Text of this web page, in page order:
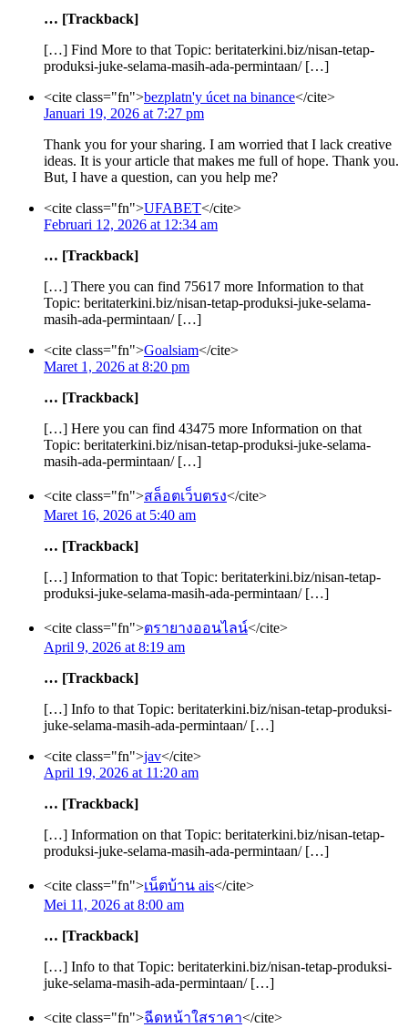
… [Trackback]
[…] Find More to that Topic: beritaterkini.biz/nisan-tetap-
produksi-juke-selama-masih-ada-permintaan/ […]
<cite class="fn">bezplatn'y úcet na binance</cite>
Januari 19, 2026 at 7:27 pm
Thank you for your sharing. I am worried that I lack creative
ideas. It is your article that makes me full of hope. Thank you.
But, I have a question, can you help me?
<cite class="fn">UFABET</cite>
Februari 12, 2026 at 12:34 am
… [Trackback]
[…] There you can find 75617 more Information to that
Topic: beritaterkini.biz/nisan-tetap-produksi-juke-selama-
masih-ada-permintaan/ […]
<cite class="fn">Goalsiam</cite>
Maret 1, 2026 at 8:20 pm
… [Trackback]
[…] Here you can find 43475 more Information on that
Topic: beritaterkini.biz/nisan-tetap-produksi-juke-selama-
masih-ada-permintaan/ […]
<cite class="fn">สล็อตเว็บตรง</cite>
Maret 16, 2026 at 5:40 am
… [Trackback]
[…] Information to that Topic: beritaterkini.biz/nisan-tetap-
produksi-juke-selama-masih-ada-permintaan/ […]
<cite class="fn">ตรายางออนไลน์</cite>
April 9, 2026 at 8:19 am
… [Trackback]
[…] Info to that Topic: beritaterkini.biz/nisan-tetap-produksi-
juke-selama-masih-ada-permintaan/ […]
<cite class="fn">jav</cite>
April 19, 2026 at 11:20 am
… [Trackback]
[…] Information on that Topic: beritaterkini.biz/nisan-tetap-
produksi-juke-selama-masih-ada-permintaan/ […]
<cite class="fn">เน็ตบ้าน ais</cite>
Mei 11, 2026 at 8:00 am
… [Trackback]
[…] Info to that Topic: beritaterkini.biz/nisan-tetap-produksi-
juke-selama-masih-ada-permintaan/ […]
<cite class="fn">ฉีดหน้าใสราคา</cite>